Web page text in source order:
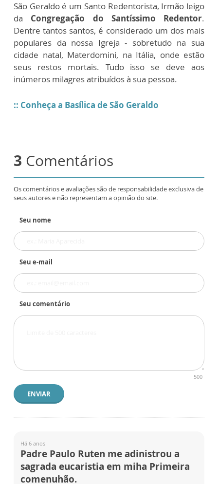
São Geraldo é um Santo Redentorista, Irmão leigo
da Congregação do Santíssimo Redentor.
Dentre tantos santos, é considerado um dos mais
populares da nossa Igreja - sobretudo na sua
cidade natal, Materdomini, na Itália, onde estão
seus restos mortais. Tudo isso se deve aos
inúmeros milagres atribuídos à sua pessoa.
:: Conheça a Basílica de São Geraldo
3 Comentários
Os comentários e avaliações são de responsabilidade exclusiva de
seus autores e não representam a opinião do site.
Seu nome
Seu e-mail
Seu comentário
500
ENVIAR
Há 6 anos
Padre Paulo Ruten me adinistrou a
sagrada eucaristia em miha Primeira
comenuhão.